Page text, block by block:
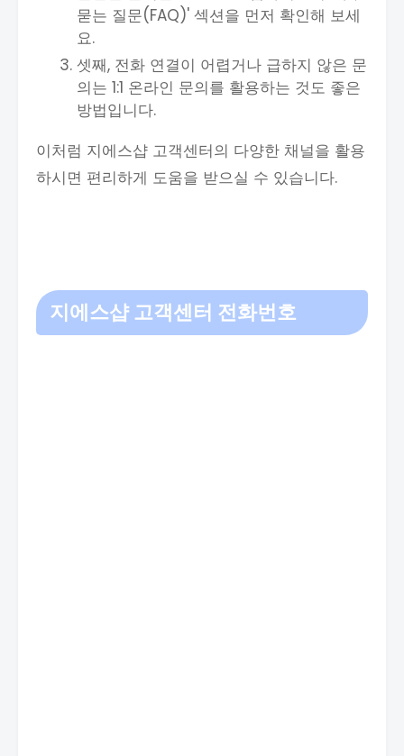
묻는 질문(FAQ)' 섹션을 먼저 확인해 보세
요.
셋째, 전화 연결이 어렵거나 급하지 않은 문
의는 1:1 온라인 문의를 활용하는 것도 좋은
방법입니다.
이처럼 지에스샵 고객센터의 다양한 채널을 활용
하시면 편리하게 도움을 받으실 수 있습니다.
지에스샵 고객센터 전화번호